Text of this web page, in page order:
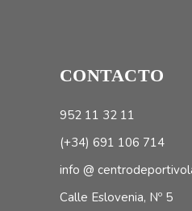
CONTACTO
952 11 32 11
(+34) 691 106 714
info @
Calle Eslovenia, Nº 5